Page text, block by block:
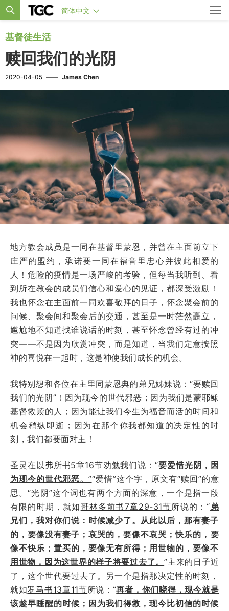
简体中文
基督徒生活
赎回我们的光阴
2020-04-05 —— James Chen
地方教会成员是一同在基督里蒙恩，并曾在主面前立下
庄严的盟约，承诺要一同在福音里忠心并彼此相爱的
人！危险的疫情是一场严峻的考验，但每当我听到、看
到所在教会的成员们信心和爱心的见证，都深受激励！
我也怀念在主面前一同欢喜敬拜的日子，怀念聚会前的
问候、聚会间和聚会后的交通，甚至是一时茫然矗立，
尴尬地不知道找谁说话的时刻，甚至怀念曾经有过的冲
突——不是因为欣赏冲突，而是知道，当我们定意按照
神的喜悦在一起时，这是神使我们成长的机会。
我特别想和各位在主里同蒙恩典的弟兄姊妹说：“要赎回
我们的光阴”！因为现今的世代邪恶；因为我们是蒙耶稣
基督救赎的人；因为能让我们今生为福音而活的时间和
机会稍纵即逝；因为在那个你我都知道的决定性的时
刻，我们都要面对主！
圣灵在以弗所书5章16节劝勉我们说：“要爱惜光阴，因
为现今的世代邪恶。 ”“爱惜”这个字，原文有“赎回”的意
思。“光阴”这个词也有两个方面的深意，一个是指一段
有限的时期，就如哥林多前书7章29-31节所说的：“ 弟
兄们，我对你们说：时候减少了。从此以后，那有妻子
的，要像没有妻子；哀哭的，要像不哀哭；快乐的，要
像不快乐；置买的，要像无有所得；用世物的，要像不
用世物，因为这世界的样子将要过去了。”主来的日子近
了，这个世代要过去了。另一个是指那决定性的时刻，
就如罗马书13章11节所说：“再者，你们晓得，现今就是
该趁早睡醒的时候；因为我们得救，现今比初信的时候